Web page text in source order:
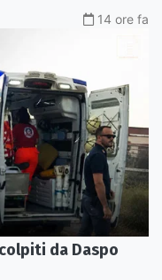
14 ore fa
da Daspo